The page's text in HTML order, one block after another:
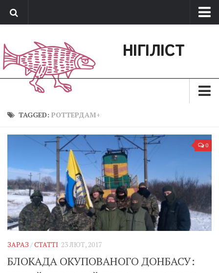
Обратная связь
Поддержать сайт
НІГІЛІСТ
Зараз
Дії
Belles lettres
Агітатор
Музика революції
TAGGED: РОТТЕРДАМ+
0
ЗАРАЗ /СТАТТІ 23 ЛЮТ, 2017
БЛОКАДА ОКУПОВАНОГО ДОНБАСУ: